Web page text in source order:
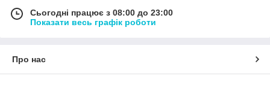
Сьогодні працює з 08:00 до 23:00
Показати весь графік роботи
Про нас